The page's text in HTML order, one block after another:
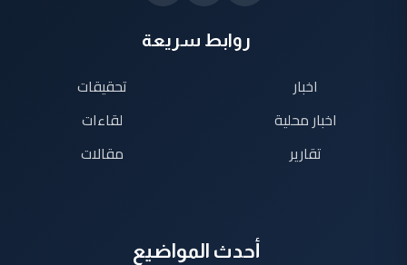
روابط سريعة
اخبار
اخبار محلية
تقارير
تحقيقات
لقاءات
مقالات
أحدث المواضيع